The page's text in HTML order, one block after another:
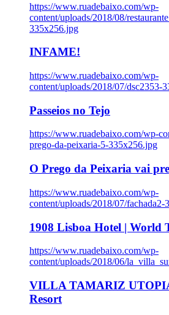
https://www.ruadebaixo.com/wp-
content/uploads/2018/08/
335x256.jpg
INFAME!
https://www.ruadebaixo.com/wp-
content/uploads/2018/07/dsc2353-
Passeios no Tejo
https://www.ruadebaixo.com/wp-
prego-da-peixaria-5-335x256.jpg
O Prego da Peixaria vai
https://www.ruadebaixo.com/wp-
content/uploads/2018/07/fachada2-
1908 Lisboa Hotel | World
https://www.ruadebaixo.com/wp-
content/uploads/2018/06/
VILLA TAMARIZ
Resort